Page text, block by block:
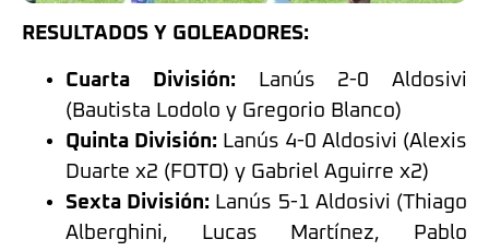
RESULTADOS Y GOLEADORES:
Cuarta División: Lanús 2-0 Aldosivi
(Bautista Lodolo y Gregorio Blanco)
Quinta División: Lanús 4-0 Aldosivi (Alexis
Duarte x2 (FOTO) y Gabriel Aguirre x2)
Sexta División: Lanús 5-1 Aldosivi (Thiago
Alberghini, Lucas Martínez, Pablo